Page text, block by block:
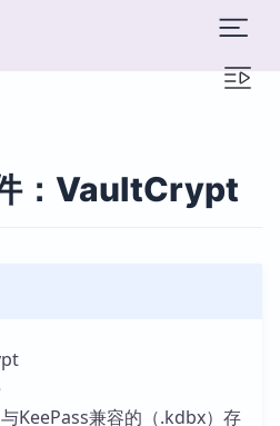
：VaultCrypt
KeePass兼容的（.kdbx）存